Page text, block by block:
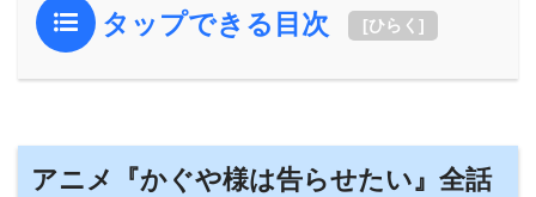
タップできる目次 [ひらく ]
アニメ『かぐや様は告らせたい』全話